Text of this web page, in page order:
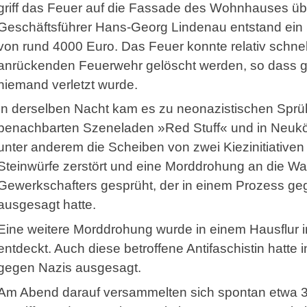
das Feuer auf die Fassade des Wohnhauses
Hans-Georg Lindenau entstand
rund 4000 Euro. Das Feuer konnte relativ
Feuerwehr gelöscht werden, so dass
verletzt wurde.
derselben Nacht kam es zu neonazistischen
Szeneladen »Red Stuff« und in
anderem die Scheiben von zwei
zerstört und eine Morddrohung an die
gesprüht, der in einem Prozess
hatte.
weitere Morddrohung wurde in einem Hausflur
Auch diese betroffene Antifaschistin hatte
Nazis ausgesagt.
Abend darauf versammelten sich spontan etwa